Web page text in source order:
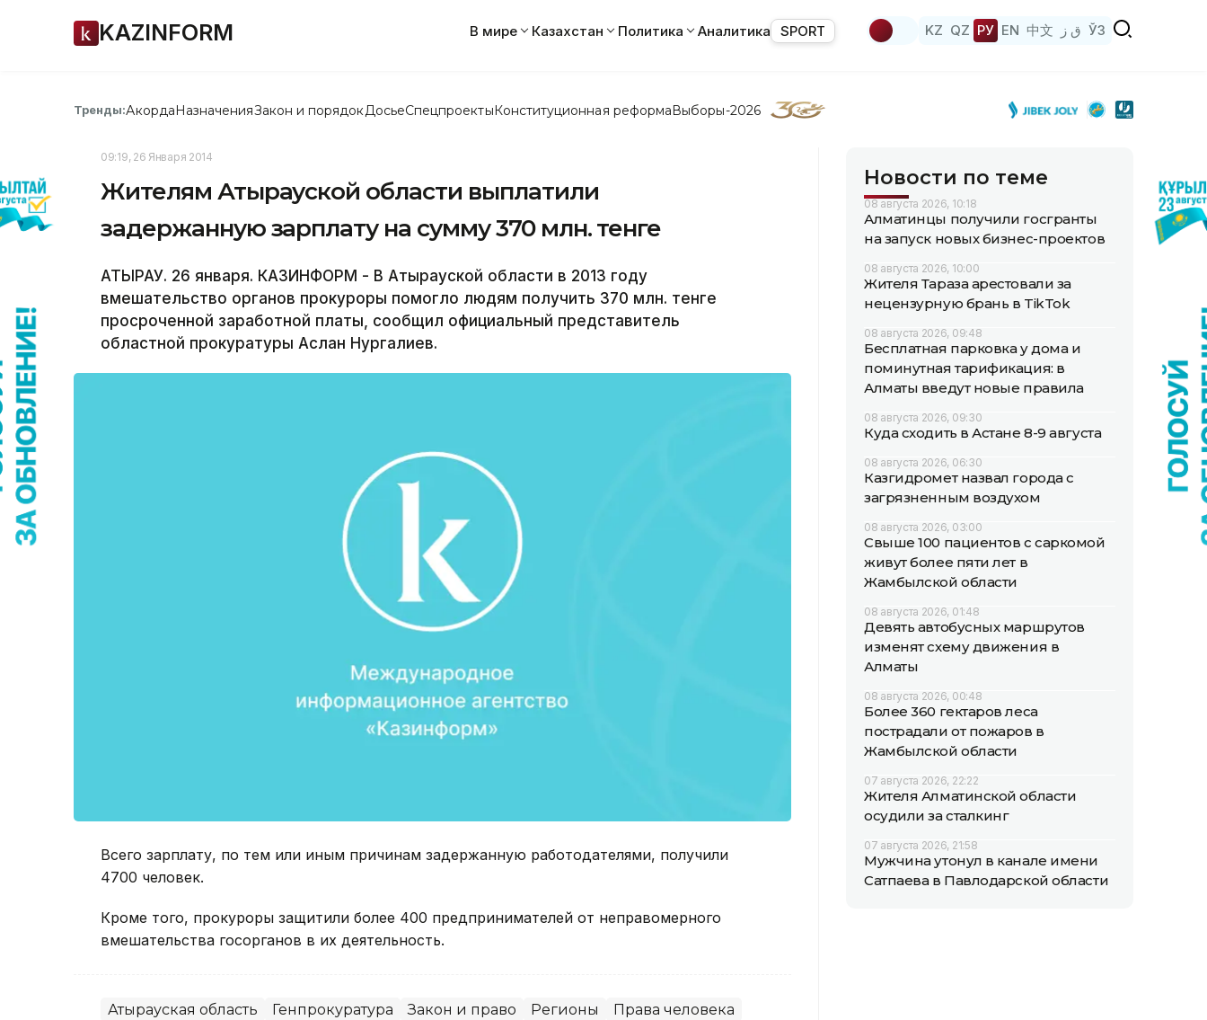
KAZINFORM В мире Казахстан Политика Аналитика SPORT KZ QZ РУ EN 中文 ق ز ЎЗ
Тренды:АкордаНазначенияЗакон и порядок ДосьеСпецпроектыКонституционная реформаВыборы-2026
09:19, 26 Января 2014
Жителям Атырауской области выплатили
задержанную зарплату на сумму 370 млн. тенге
АТЫРАУ. 26 января. КАЗИНФОРМ ­- В Атырауской области в 2013 году
вмешательство органов прокуроры помогло людям получить 370 млн. тенге
просроченной заработной платы, сообщил официальный представитель
областной прокуратуры Аслан Нургалиев.
Всего зарплату, по тем или иным причинам задержанную работодателями, получили
4700 человек.
Кроме того, прокуроры защитили более 400 предпринимателей от неправомерного
вмешательства госорганов в их деятельность.
Атырауская область Генпрокуратура Закон и право Регионы
Права человека
Новости по теме
08 августа 2026, 10:18
Алматинцы получили госгранты
на запуск новых бизнес-проектов
08 августа 2026, 10:00
Жителя Тараза арестовали за
нецензурную брань в TikTok
08 августа 2026, 09:48
Бесплатная парковка у дома и
поминутная тарификация: в
Алматы введут новые правила
08 августа 2026, 09:30
Куда сходить в Астане 8-9 августа
08 августа 2026, 06:30
Казгидромет назвал города с
загрязненным воздухом
08 августа 2026, 03:00
Свыше 100 пациентов с саркомой
живут более пяти лет в
Жамбылской области
08 августа 2026, 01:48
Девять автобусных маршрутов
изменят схему движения в
Алматы
08 августа 2026, 00:48
Более 360 гектаров леса
пострадали от пожаров в
Жамбылской области
07 августа 2026, 22:22
Жителя Алматинской области
осудили за сталкинг
07 августа 2026, 21:58
Мужчина утонул в канале имени
Сатпаева в Павлодарской области